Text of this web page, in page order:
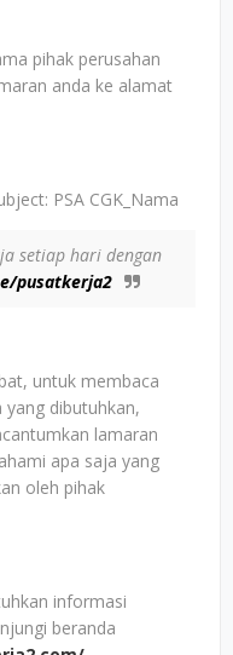
pihak perusahan
anda ke alamat
PSA CGK_Nama
setiap hari dengan
pusatkerja2
untuk membaca
dibutuhkan,
lamaran
apa saja yang
oleh pihak
informasi
beranda